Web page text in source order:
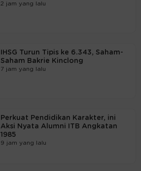
2 jam yang lalu
IHSG Turun Tipis ke 6.343, Saham-
Saham Bakrie Kinclong
7 jam yang lalu
Perkuat Pendidikan Karakter, ini
Aksi Nyata Alumni ITB Angkatan
1985
9 jam yang lalu